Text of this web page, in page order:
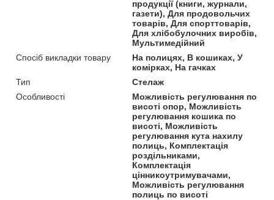
продукції (книги, журнали,
газети), Для продовольчих
товарів, Для спорттоварів,
Для хлібобулочних виробів,
Мультимедійний
Спосіб викладки товару
На полицях, В кошиках, У
комірках, На гачках
Тип
Стелаж
Особливості
Можливість регулювання по
висоті опор, Можливість
регулювання кошика по
висоті, Можливість
регулювання кута нахилу
полиць, Комплектація
роздільниками,
Комплектація
цінникоутримувачами,
Можливість регулювання
полиць по висоті